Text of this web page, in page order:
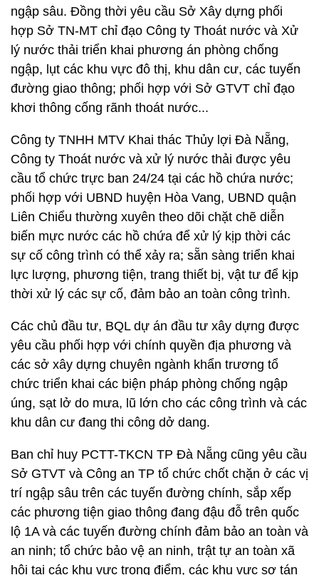
ngập sâu. Đồng thời yêu cầu Sở Xây dựng phối
hợp Sở TN-MT chỉ đạo Công ty Thoát nước và Xử
lý nước thải triển khai phương án phòng chống
ngập, lụt các khu vực đô thị, khu dân cư, các tuyến
đường giao thông; phối hợp với Sở GTVT chỉ đạo
khơi thông cống rãnh thoát nước...
Công ty TNHH MTV Khai thác Thủy lợi Đà Nẵng,
Công ty Thoát nước và xử lý nước thải được yêu
cầu tổ chức trực ban 24/24 tại các hồ chứa nước;
phối hợp với UBND huyện Hòa Vang, UBND quận
Liên Chiểu thường xuyên theo dõi chặt chẽ diễn
biến mực nước các hồ chứa để xử lý kịp thời các
sự cố công trình có thể xảy ra; sẵn sàng triển khai
lực lượng, phương tiện, trang thiết bị, vật tư để kịp
thời xử lý các sự cố, đảm bảo an toàn công trình.
Các chủ đầu tư, BQL dự án đầu tư xây dựng được
yêu cầu phối hợp với chính quyền địa phương và
các sở xây dựng chuyên ngành khẩn trương tổ
chức triển khai các biện pháp phòng chống ngập
úng, sạt lở do mưa, lũ lớn cho các công trình và các
khu dân cư đang thi công dở dang.
Ban chỉ huy PCTT-TKCN TP Đà Nẵng cũng yêu cầu
Sở GTVT và Công an TP tổ chức chốt chặn ở các vị
trí ngập sâu trên các tuyến đường chính, sắp xếp
các phương tiện giao thông đang đậu đỗ trên quốc
lộ 1A và các tuyến đường chính đảm bảo an toàn và
an ninh; tổ chức bảo vệ an ninh, trật tự an toàn xã
hội tại các khu vực trọng điểm, các khu vực sơ tán